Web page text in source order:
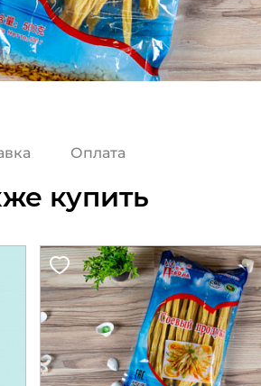
Оплата
купить